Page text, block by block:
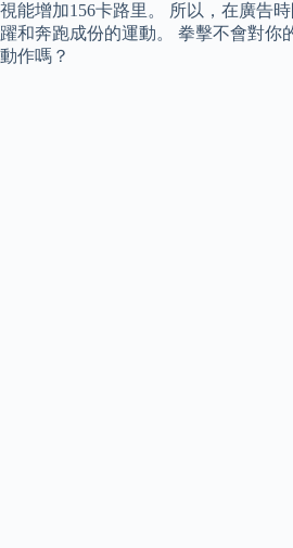
視能增加156卡路里。 所以，在廣告
躍和奔跑成份的運動。 拳擊不會對你
動作嗎？